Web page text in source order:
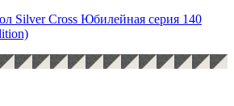
Silver Cross Юбилейная серия 140